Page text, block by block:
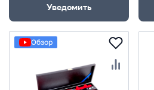
Уведомить
Обзор